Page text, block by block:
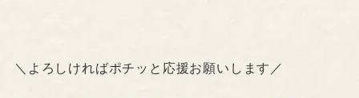
＼よろしければポチッと応援お願いします／